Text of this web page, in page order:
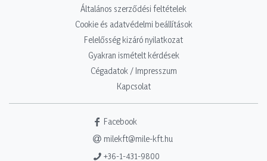
Általános szerződési feltételek
Cookie és adatvédelmi beállítások
Felelősség kizáró nyilatkozat
Gyakran ismételt kérdések
Cégadatok / Impresszum
Kapcsolat
Facebook
milekft@mile-kft.hu
+36-1-431-9800